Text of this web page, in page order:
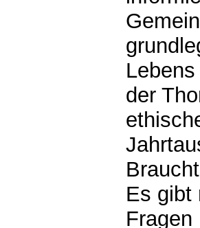
der
Es gibt